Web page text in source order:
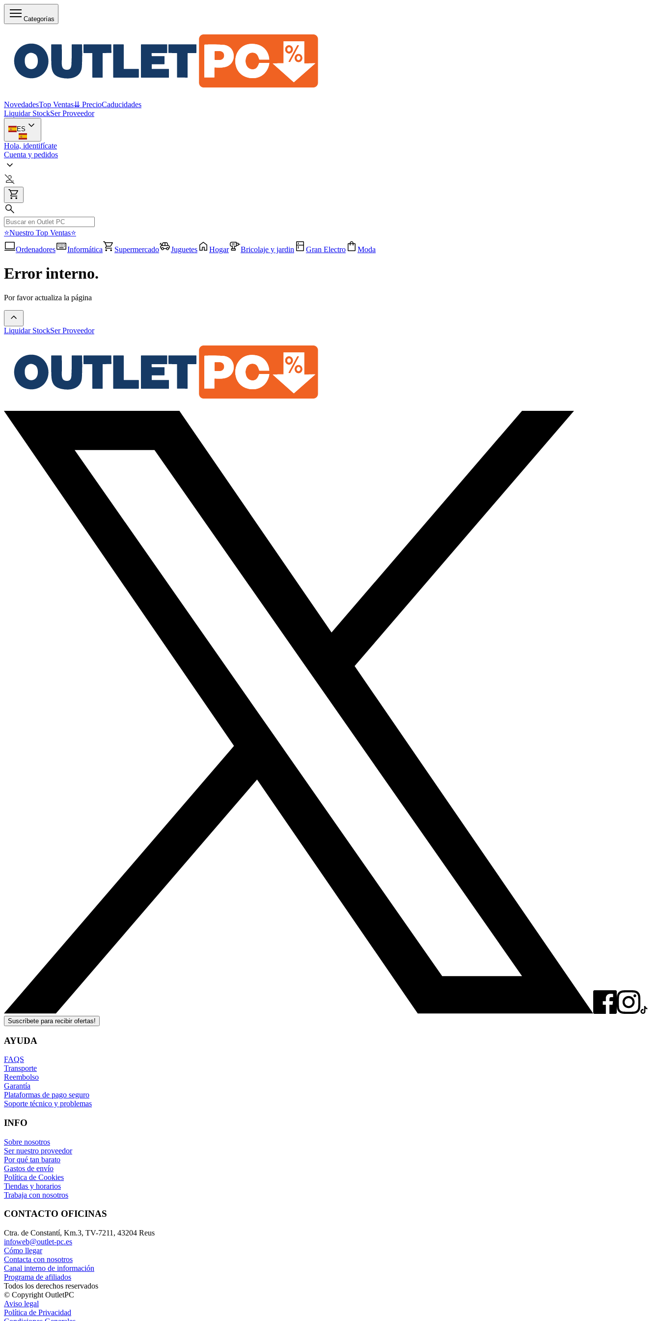
Categorías
NovedadesTop Ventas⇊ PrecioCaducidades
Liquidar StockSer Proveedor
ES
Hola, identifícate
Cuenta y pedidos
⭐Nuestro Top Ventas⭐
Ordenadores
Informática Supermercado Juguetes Hogar Bricolaje y jardin Gran Electro Moda
Error interno.
Por favor actualiza la página
Liquidar StockSer Proveedor
Suscríbete para recibir ofertas!
AYUDA
FAQS
Transporte
Reembolso
Garantía
Plataformas de pago seguro
Soporte técnico y problemas
INFO
Sobre nosotros
Ser nuestro proveedor
Por qué tan barato
Gastos de envío
Política de Cookies
Tiendas y horarios
Trabaja con nosotros
CONTACTO OFICINAS
Ctra. de Constantí, Km.3, TV-7211, 43204 Reus
infoweb@outlet-pc.es
Cómo llegar
Contacta con nosotros
Canal interno de información
Programa de afiliados
Todos los derechos reservados
© Copyright OutletPC
Aviso legal
Política de Privacidad